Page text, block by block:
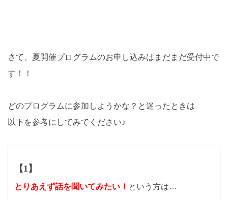
さて、夏開催プログラムのお申し込みはまだまだ受付中で
す！！
どのプログラムに参加しようかな？と迷ったときは
以下を参考にしてみてください♪
【1】
とりあえず話を聞いてみたい！ という方は…